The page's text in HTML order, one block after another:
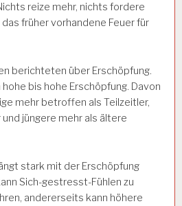
reize mehr, nichts fordere
früher vorhandene Feuer für
berichteten über Erschöpfung.
bis hohe Erschöpfung. Davon
mehr betroffen als Teilzeitler,
und jüngere mehr als ältere
stark mit der Erschöpfung
Sich-gestresst-Fühlen zu
andererseits kann höhere